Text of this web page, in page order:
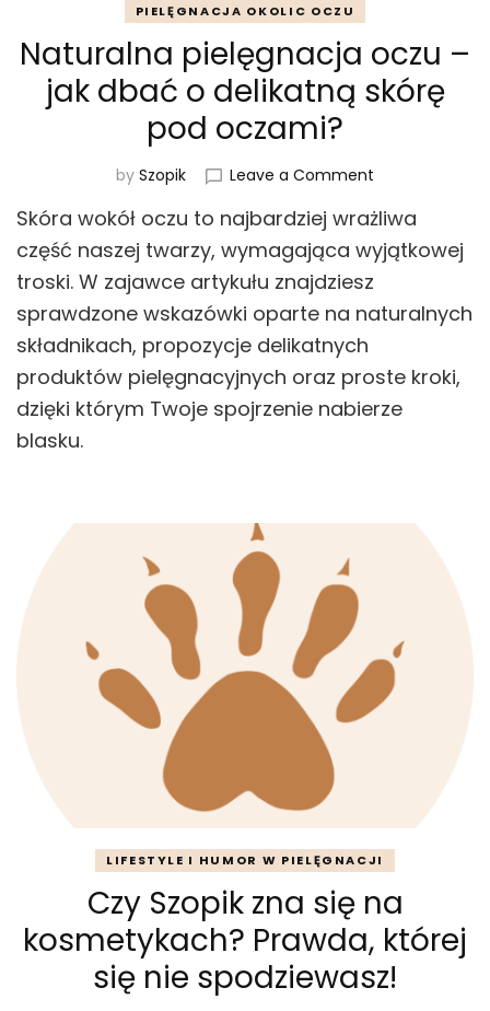
PIELĘGNACJA OKOLIC OCZU
Naturalna pielęgnacja oczu –
jak dbać o delikatną skórę
pod oczami?
by Szopik Leave a Comment
pielęgnacja
oczu
–
dbać
skórę
pod
Skóra wokół oczu to najbardziej wrażliwa
część naszej twarzy, wymagająca wyjątkowej
troski. W zajawce artykułu znajdziesz
sprawdzone wskazówki oparte na naturalnych
składnikach, propozycje delikatnych
produktów pielęgnacyjnych oraz proste kroki,
dzięki którym Twoje spojrzenie nabierze
blasku.
LIFESTYLE I HUMOR W PIELĘGNACJI
Czy Szopik zna się na
kosmetykach? Prawda, której
się nie spodziewasz!